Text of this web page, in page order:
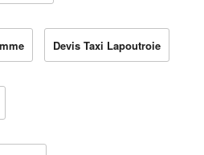
Devis Taxi Lapoutroie